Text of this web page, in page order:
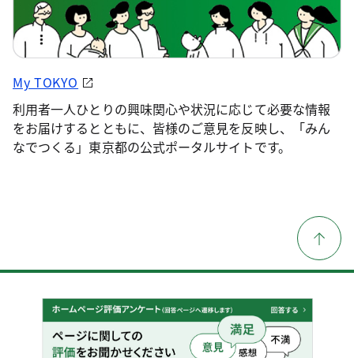
My TOKYO
利用者一人ひとりの興味関心や状況に応じて必要な情報
をお届けするとともに、皆様のご意見を反映し、「みん
なでつくる」東京都の公式ポータルサイトです。